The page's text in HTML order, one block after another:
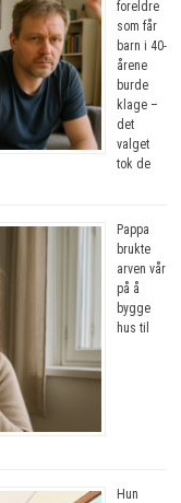
foreldre
som får
barn i 40-
årene
burde
klage –
det
valget
tok de
Pappa
brukte
arven vår
på å
bygge
hus til
Hun